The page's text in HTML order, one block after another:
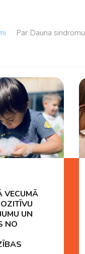
Par Dauna sindromu
VECUMĀ
UN
NO